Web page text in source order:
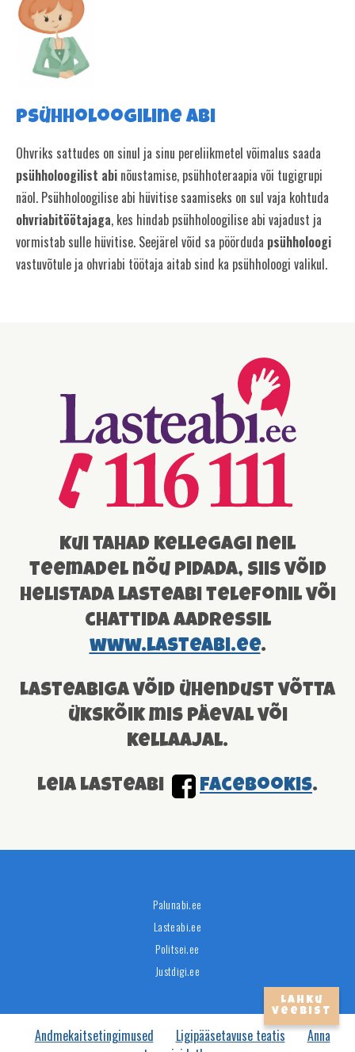
Psühholoogiline abi
Ohvriks sattudes on sinul ja sinu pereliikmetel võimalus saada
psühholoogilist abi nõustamise, psühhoteraapia või tugigrupi
näol. Psühholoogilise abi hüvitise saamiseks on sul vaja kohtuda
ohvriabitöötajaga, kes hindab psühholoogilise abi vajadust ja
vormistab sulle hüvitise. Seejärel võid sa pöörduda psühholoogi
vastuvõtule ja ohvriabi töötaja aitab sind ka psühholoogi valikul.
Kui tahad kellegagi neil
teemadel nõu pidada, siis võid
helistada lasteabi telefonil või
chattida aadressil
www.lasteabi.ee.
Lasteabiga võid ühendust võtta
ükskõik mis päeval või
kellaajal.
Leia Lasteabi facebookis.
Palunabi.ee
Lasteabi.ee
Politsei.ee
Justdigi.ee
Andmekaitsetingimused Ligipääsetavuse teatis
Anna
Lahku
veebist